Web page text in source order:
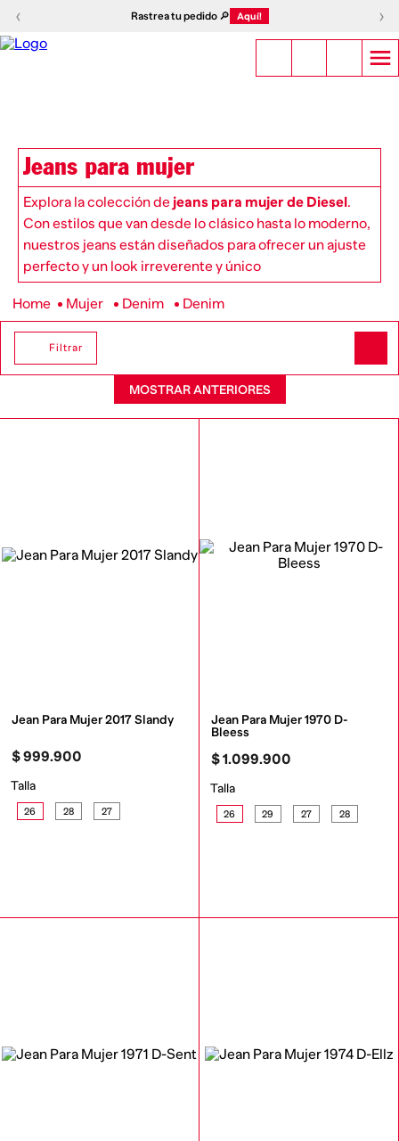
‹ Rastrea tu pedido 🔎 Aquí! ›
Jeans para mujer
Explora la colección de jeans para mujer de Diesel.
Con estilos que van desde lo clásico hasta lo moderno,
nuestros jeans están diseñados para ofrecer un ajuste
perfecto y un look irreverente y único
Mujer Denim Denim
Filtrar
MOSTRAR ANTERIORES
Jean Para Mujer 2017 Slandy
$999.900
Talla
26 28 27
Jean Para Mujer 1970 D-
Bleess
$1.099.900
Talla
26 29 27 28